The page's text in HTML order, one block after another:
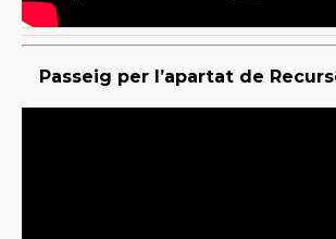
Passeig per l’apartat de